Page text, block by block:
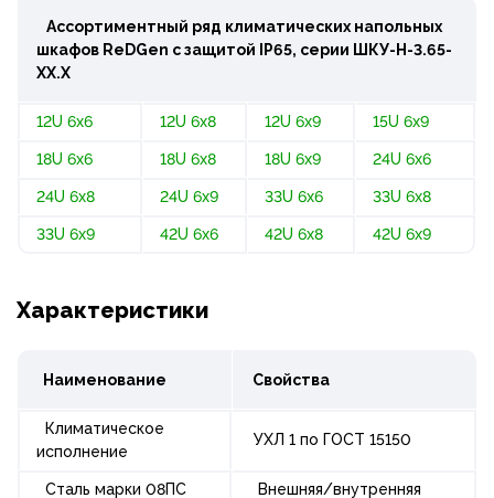
Ассортиментный ряд климатических напольных
шкафов ReDGen с защитой IP65, серии ШКУ-Н-3.65-
ХХ.Х
12U 6x6 12U 6x8 12U 6x9 15U 6x9
18U 6x6 18U 6x8 18U 6x9 24U 6x6
24U 6x8 24U 6x9 33U 6x6 33U 6x8
33U 6x9 42U 6x6 42U 6x8 42U 6x9
Характеристики
Наименование Свойства
Климатическое
исполнение
УХЛ 1 по ГОСТ 15150
Сталь марки 08ПС Внешняя/внутренняя